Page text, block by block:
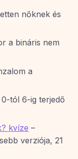
nőknek és
a bináris nem
a
tól 6-ig terjedő
kvíze –
verziója, 21